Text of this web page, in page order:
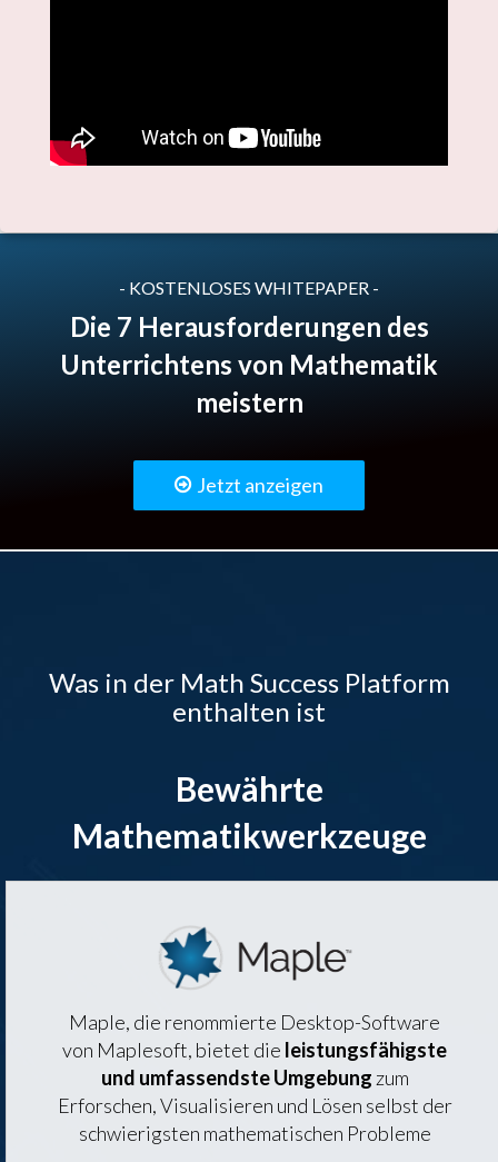
- KOSTENLOSES WHITEPAPER -
Die 7 Herausforderungen des
Unterrichtens von Mathematik
meistern
Jetzt anzeigen
Was in der Math Success Platform
enthalten ist
Bewährte
Mathematikwerkzeuge
Maple, die renommierte Desktop-Software
von Maplesoft, bietet die leistungsfähigste
und umfassendste Umgebung zum
Erforschen, Visualisieren und Lösen selbst der
schwierigsten mathematischen Probleme